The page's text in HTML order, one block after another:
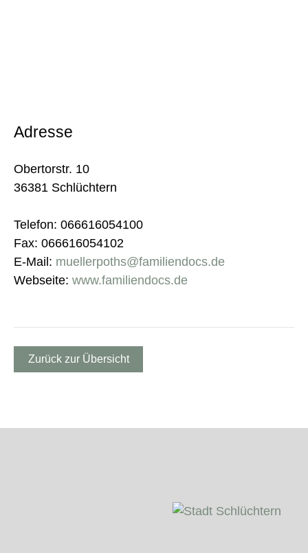
Adresse
Obertorstr. 10
36381 Schlüchtern
Telefon: 066616054100
Fax: 066616054102
E-Mail: muellerpoths@familiendocs.de
Webseite: www.familiendocs.de
Zurück zur Übersicht